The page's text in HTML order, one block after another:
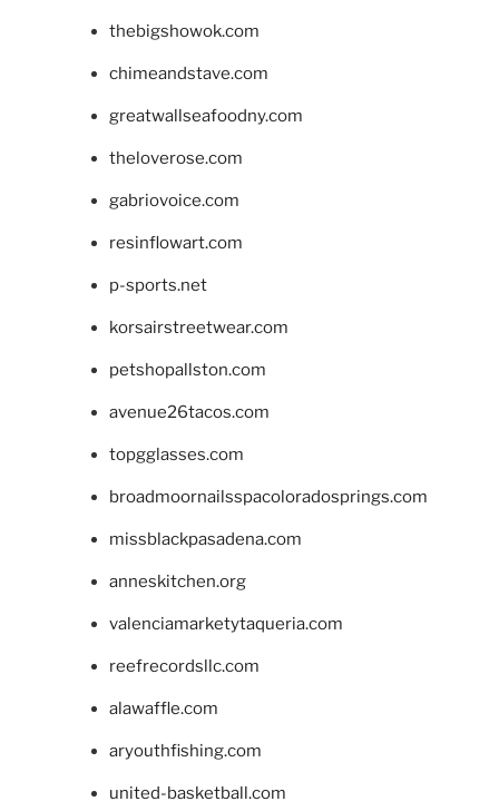
thebigshowok.com
chimeandstave.com
greatwallseafoodny.com
theloverose.com
gabriovoice.com
resinflowart.com
p-sports.net
korsairstreetwear.com
petshopallston.com
avenue26tacos.com
topgglasses.com
broadmoornailsspacoloradosprings.com
missblackpasadena.com
anneskitchen.org
valenciamarketytaqueria.com
reefrecordsllc.com
alawaffle.com
aryouthfishing.com
united-basketball.com